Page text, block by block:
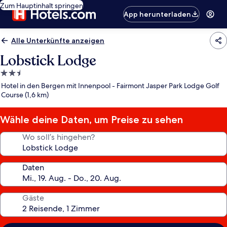
Zum Hauptinhalt springen
App herunterladen
Alle Unterkünfte anzeigen
Lobstick Lodge
2.5-
Sterne-
Unterkunft
Hotel in den Bergen mit Innenpool - Fairmont Jasper Park Lodge Golf
Course (1,6 km)
Wähle deine Daten, um Preise zu sehen
Wo soll’s hingehen?
Daten
Gäste